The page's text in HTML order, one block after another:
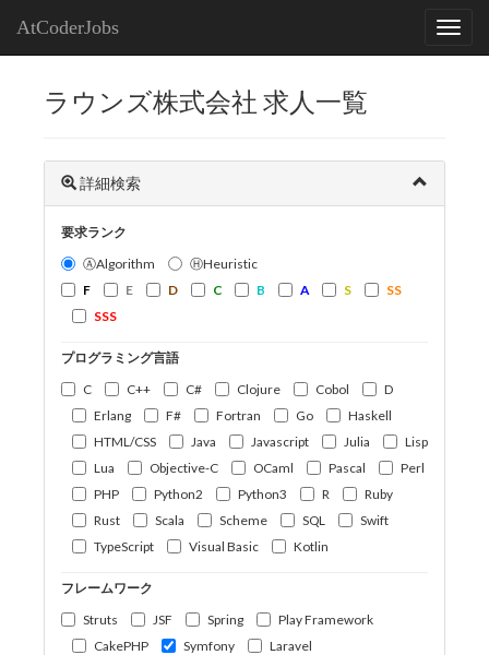
AtCoderJobs
ラウンズ株式会社 求人一覧
詳細検索
要求ランク
ⒶAlgorithm
ⒽHeuristic
F
E D C B A S
SS
SSS
プログラミング言語
C
C++ C# Clojure Cobol
D
Erlang
F# Fortran Go
Haskell
HTML/CSS
Java Javascript Julia
Lisp
Lua
Objective-C OCaml Pascal
Perl
PHP
Python2 Python3 R
Ruby
Rust
Scala Scheme SQL
Swift
TypeScript
Visual Basic Kotlin
フレームワーク
Struts
JSF Spring
Play Framework
CakePHP
Symfony
Laravel